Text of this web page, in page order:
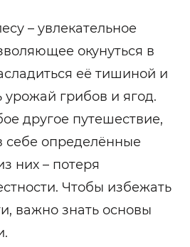
– увлекательное
окунуться в
её тишиной и
урожай грибов и ягод.
другое путешествие,
себе определённые
них – потеря
Чтобы избежать
важно знать основы